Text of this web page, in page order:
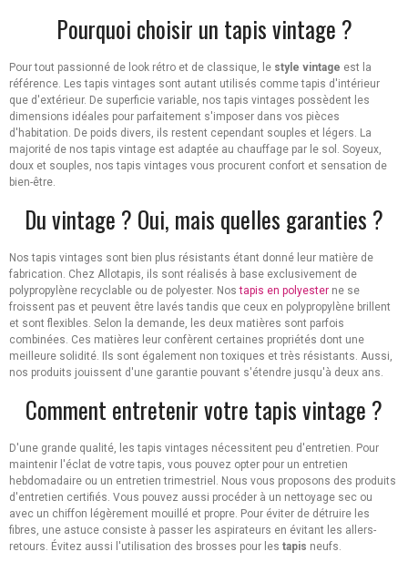
Pourquoi choisir un tapis vintage ?
Pour tout passionné de look rétro et de classique, le style vintage est la
référence. Les tapis vintages sont autant utilisés comme tapis d'intérieur
que d'extérieur. De superficie variable, nos tapis vintages possèdent les
dimensions idéales pour parfaitement s'imposer dans vos pièces
d'habitation. De poids divers, ils restent cependant souples et légers. La
majorité de nos tapis vintage est adaptée au chauffage par le sol. Soyeux,
doux et souples, nos tapis vintages vous procurent confort et sensation de
bien-être.
Du vintage ? Oui, mais quelles garanties ?
Nos tapis vintages sont bien plus résistants étant donné leur matière de
fabrication. Chez Allotapis, ils sont réalisés à base exclusivement de
polypropylène recyclable ou de polyester. Nostapis en polyester ne se
froissent pas et peuvent être lavés tandis que ceux en polypropylène brillent
et sont flexibles. Selon la demande, les deux matières sont parfois
combinées. Ces matières leur confèrent certaines propriétés dont une
meilleure solidité. Ils sont également non toxiques et très résistants. Aussi,
nos produits jouissent d'une garantie pouvant s'étendre jusqu'à deux ans.
Comment entretenir votre tapis vintage ?
D'une grande qualité, les tapis vintages nécessitent peu d'entretien. Pour
maintenir l'éclat de votre tapis, vous pouvez opter pour un entretien
hebdomadaire ou un entretien trimestriel. Nous vous proposons des produits
d'entretien certifiés. Vous pouvez aussi procéder à un nettoyage sec ou
avec un chiffon légèrement mouillé et propre. Pour éviter de détruire les
fibres, une astuce consiste à passer les aspirateurs en évitant les allers-
retours. Évitez aussi l'utilisation des brosses pour les tapis neufs.